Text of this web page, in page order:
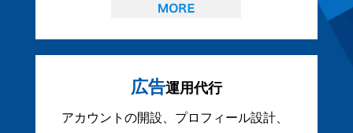
広告運用代行
アカウントの開設、プロフィール設計、